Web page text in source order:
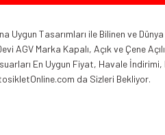
Uygun Tasarımları ile Bilinen ve
AGV Marka Kapalı, Açık ve Çene
En Uygun Fiyat, Havale İndirimi,
da Sizleri Bekliyor.